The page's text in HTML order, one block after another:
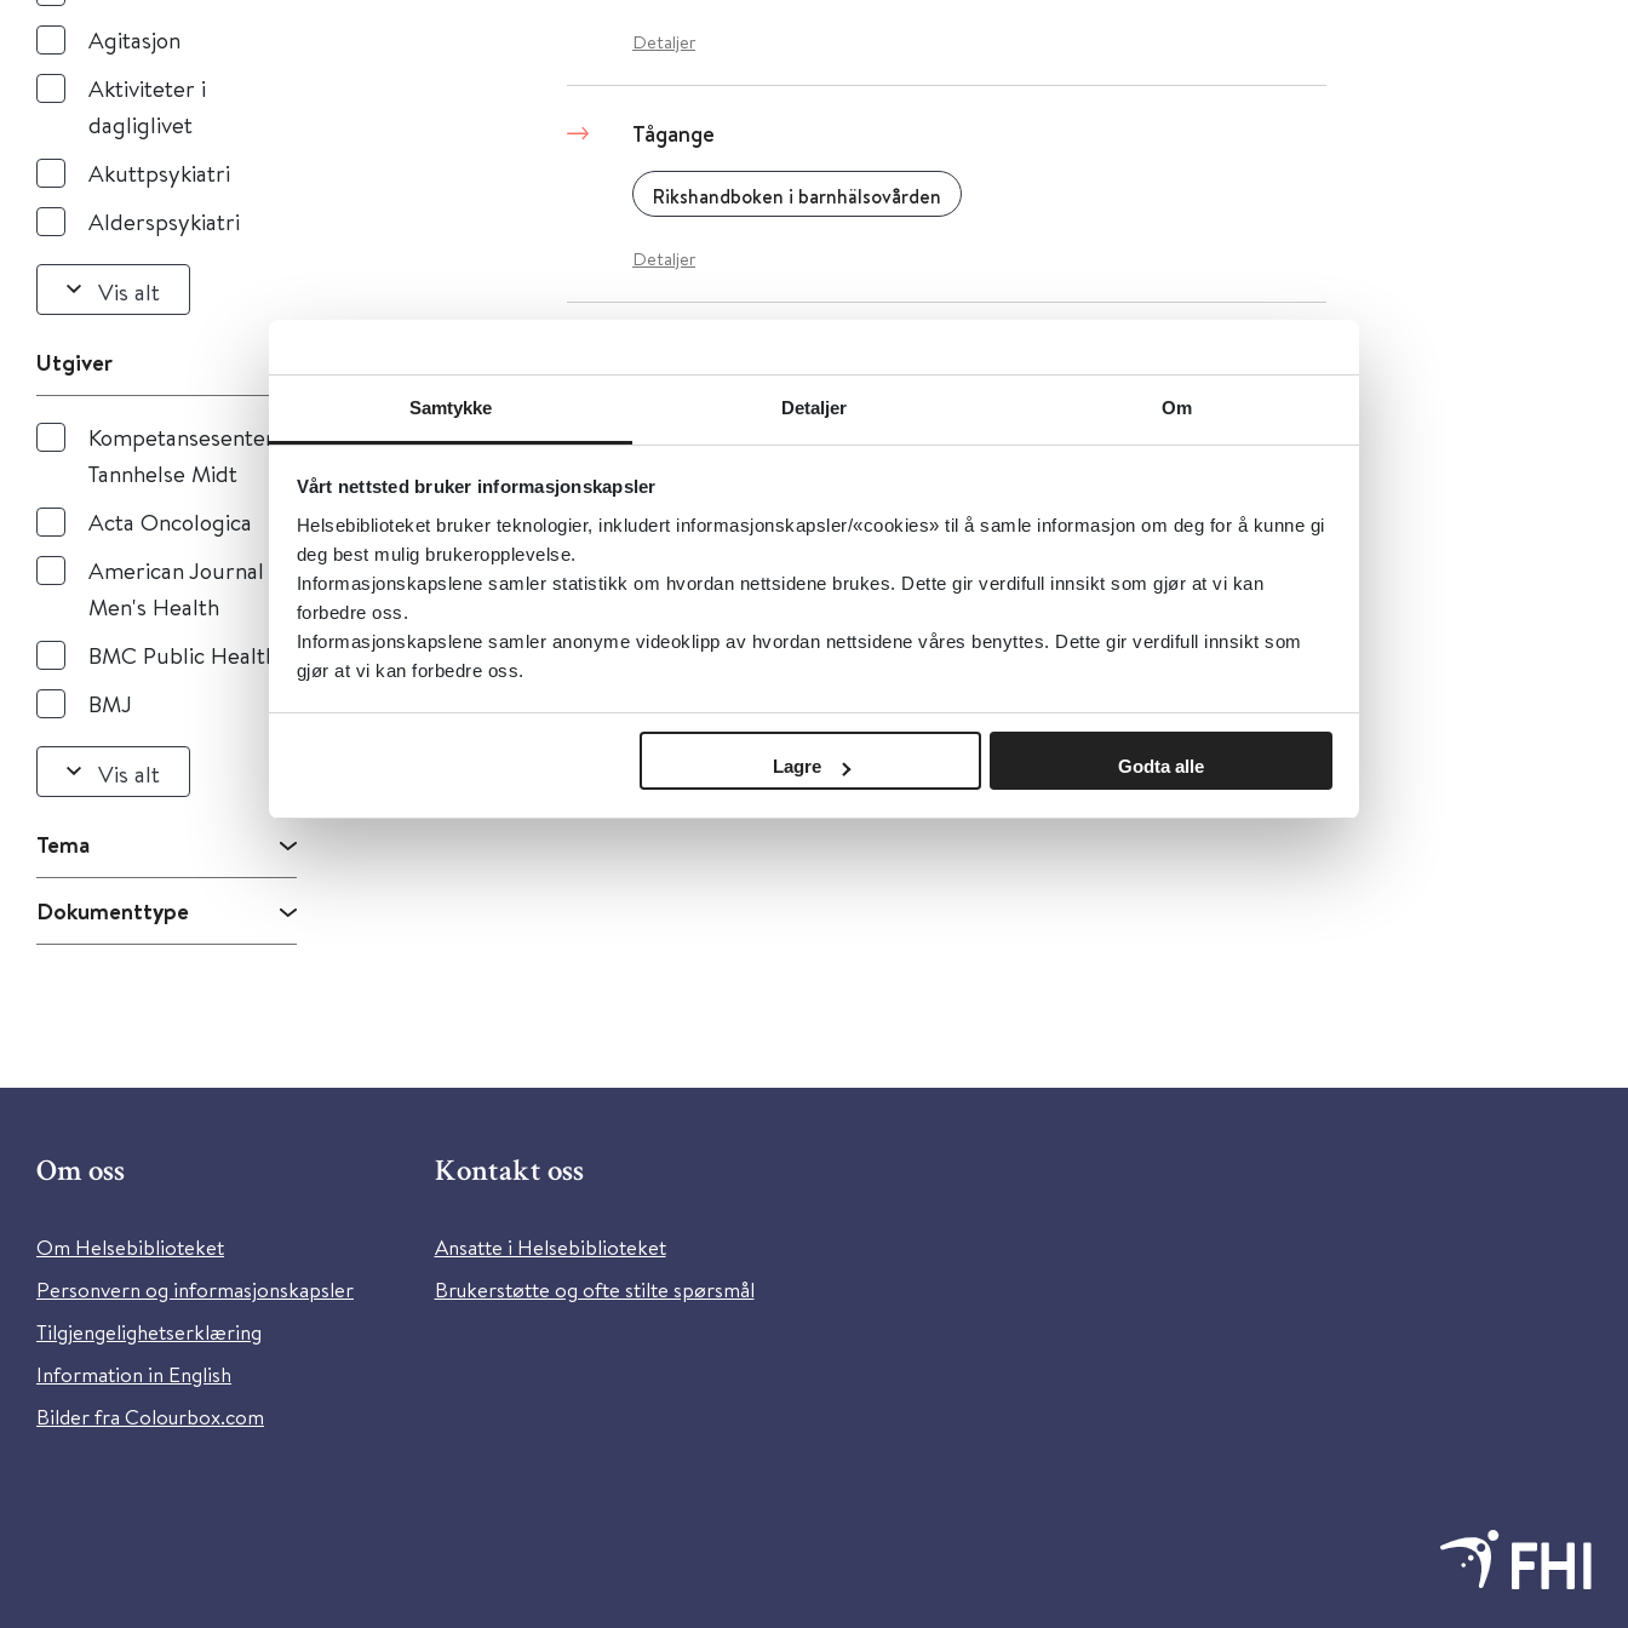
Samtykke Detaljer Om
Vårt nettsted bruker informasjonskapsler
Helsebiblioteket bruker teknologier, inkludert informasjonskapsler/«cookies» til å samle informasjon om deg for å kunne gi
deg best mulig brukeropplevelse.
Informasjonskapslene samler statistikk om hvordan nettsidene brukes. Dette gir verdifull innsikt som gjør at vi kan
forbedre oss.
Informasjonskapslene samler anonyme videoklipp av hvordan nettsidene våres benyttes. Dette gir verdifull innsikt som
gjør at vi kan forbedre oss.
Lagre Godta alle
Agitasjon
Aktiviteter i
dagliglivet
Akuttpsykiatri
Alderspsykiatri
Vis alt
Utgiver
Kompetansesenteret
Tannhelse Midt
Acta Oncologica
American Journal of
Men's Health
BMC Public Health
BMJ
Vis alt
Tema
Dokumenttype
Detaljer
Tågange
Rikshandboken i barnhälsovården
Detaljer
Detaljer
« 1 ... 29 30 31 32 33 34 35 36 »
Om oss
Om Helsebiblioteket
Personvern og informasjonskapsler
Tilgjengelighetserklæring
Information in English
Bilder fra Colourbox.com
Kontakt oss
Ansatte i Helsebiblioteket
Brukerstøtte og ofte stilte spørsmål